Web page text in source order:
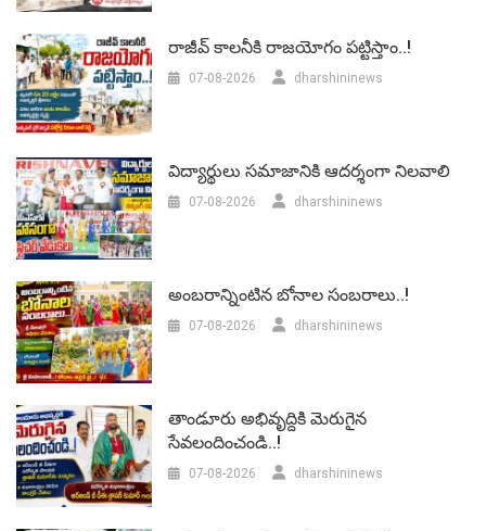
రాజీవ్ కాలనీకి రాజయోగం పట్టిస్తాం..!
07-08-2026 dharshininews
విద్యార్థులు సమాజానికి ఆదర్శంగా నిలవాలి
07-08-2026 dharshininews
అంబరాన్నింటిన బోనాల సంబరాలు..!
07-08-2026 dharshininews
తాండూరు అభివృద్దికి మెరుగైన
సేవలందించండి..!
07-08-2026 dharshininews